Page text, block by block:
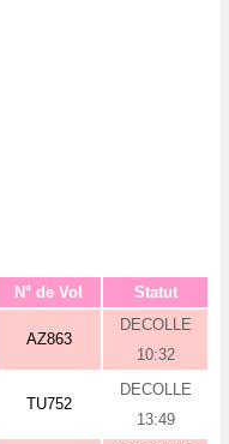
N° de Vol Statut
AZ863
DECOLLE
10:32
TU752
DECOLLE
13:49